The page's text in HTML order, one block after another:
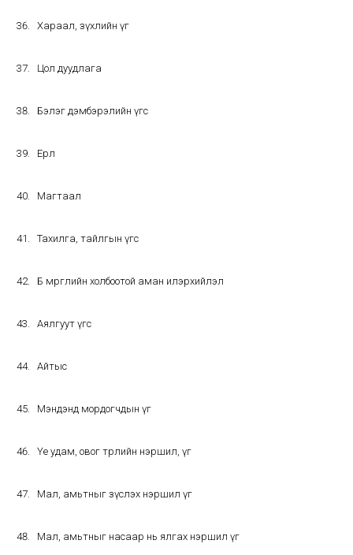
Хараал, зүхлийн үг
Цол дуудлага
Бэлэг дэмбэрэлийн үгс
Ерөөл
Магтаал
Тахилга, тайлгын үгс
Бөө мөргөлийн холбоотой аман илэрхийлэл
Аялгуут үгс
Айтыс
Мэндэнд мордогчдын үг
Үе удам, овог төрлийн нэршил, үг
Мал, амьтныг зүслэх нэршил үг
Мал, амьтныг насаар нь ялгах нэршил үг